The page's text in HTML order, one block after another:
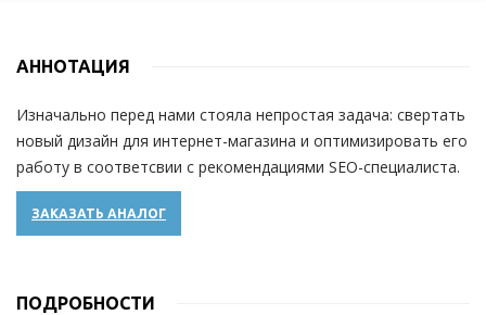
АННОТАЦИЯ
Изначально перед нами стояла непростая задача: свертать
новый дизайн для интернет-магазина и оптимизировать его
работу в соответсвии с рекомендациями SEO-специалиста.
ЗАКАЗАТЬ АНАЛОГ
ПОДРОБНОСТИ